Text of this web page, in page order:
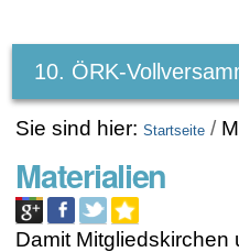
Werkzeuge
10. ÖRK-
Sie sind hier: Startseite /
Materialien
Damit Mitgliedskirchen